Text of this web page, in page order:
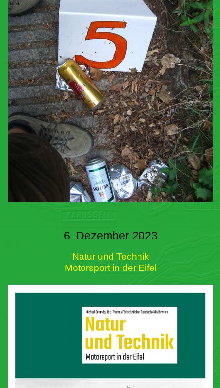
6. Dezember 2023
Natur und Technik
Motorsport in der Eifel